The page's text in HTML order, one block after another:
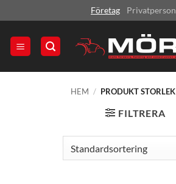
to
content
Företag Privatperson
HEM / PRODUKT STORLEK
FILTRERA